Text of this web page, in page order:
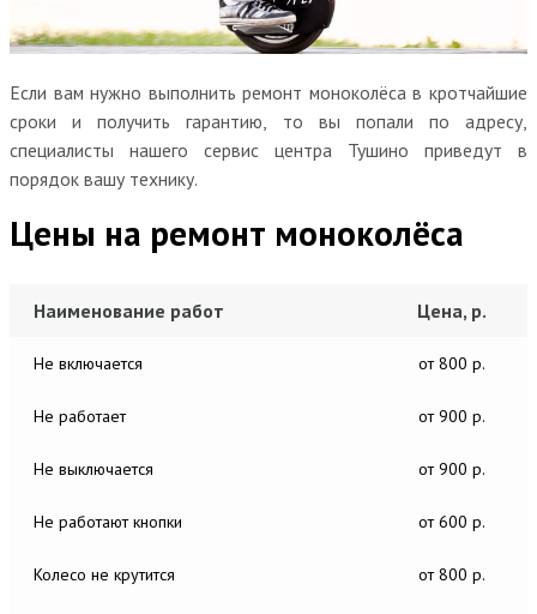
Если вам нужно выполнить ремонт моноколёса в кротчайшие
сроки и получить гарантию, то вы попали по адресу,
специалисты нашего сервис центра Тушино приведут в
порядок вашу технику.
Цены на ремонт моноколёса
Наименование работ Цена, р.
Не включается от 800 р.
Не работает от 900 р.
Не выключается от 900 р.
Не работают кнопки от 600 р.
Колесо не крутится от 800 р.